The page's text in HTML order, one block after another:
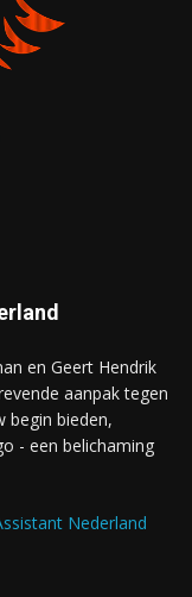
en Geert Hendrik
aanpak tegen
begin bieden,
- een belichaming
Nederland